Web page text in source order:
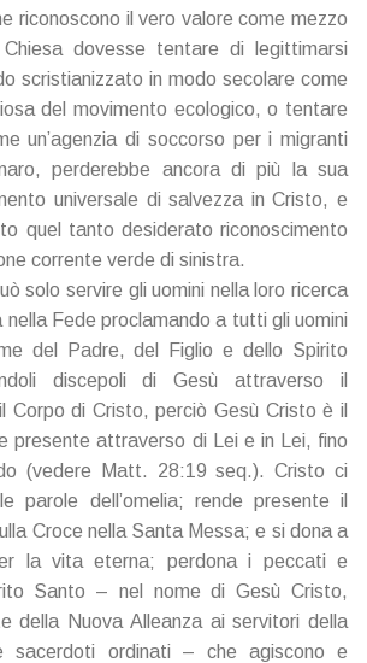
riconoscono il vero valore come mezzo
dovesse tentare di legittimarsi
scristianizzato in modo secolare come
del movimento ecologico, o tentare
un’agenzia di soccorso per i migranti
perderebbe ancora di più la sua
universale di salvezza in Cristo, e
quel tanto desiderato riconoscimento
corrente verde di sinistra.
solo servire gli uomini nella loro ricerca
nella Fede proclamando a tutti gli uomini
del Padre, del Figlio e dello Spirito
discepoli di Gesù attraverso il
Corpo di Cristo, perciò Gesù Cristo è il
presente attraverso di Lei e in Lei, fino
(vedere Matt. 28:19 seq.). Cristo ci
parole dell’omelia; rende presente il
Croce nella Santa Messa; e si dona a
la vita eterna; perdona i peccati e
Santo – nel nome di Gesù Cristo,
della Nuova Alleanza ai servitori della
sacerdoti ordinati – che agiscono e